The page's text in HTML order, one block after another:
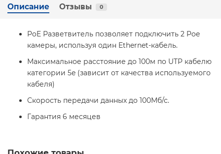
Описание Отзывы 0
PoE Разветвитель позволяет подключить 2 Poe
камеры, используя один Ethernet-кабель.
Максимальное расстояние до 100м по UTP кабелю
категории 5e (зависит от качества используемого
кабеля)
Скорость передачи данных до 100Мб/с.
Гарантия 6 месяцев